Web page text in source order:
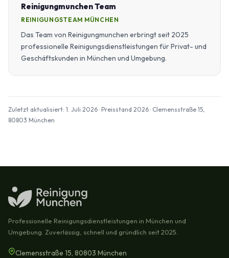
Reinigungmunchen Team
REINIGUNGSTEAM MÜNCHEN
Das Team von Reinigungmunchen erbringt seit 2025
professionelle Reinigungsdienstleistungen für Privat- und
Geschäftskunden in München und Umgebung.
Zuletzt aktualisiert: 1. Juli 2026 · Preisstand 2026 · Clemensstraße 15,
80803 München
Professionelle Reinigungsdienstleistungen in München und
Umgebung. Zuverlässig, schnell und gründlich seit 2025.
Clemensstraße 15, 80803 München